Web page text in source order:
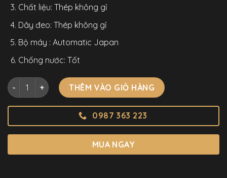
Chất liệu: Thép không gỉ
Dây đeo: Thép không gỉ
Bộ máy : Automatic Japan
Chống nước: Tốt
Đồng Hồ Nam Chính Hãng Carnival 8907G Vỏ Mạ Vàng
THÊM VÀO GIỎ HÀNG
0987 363 223
MUA NGAY